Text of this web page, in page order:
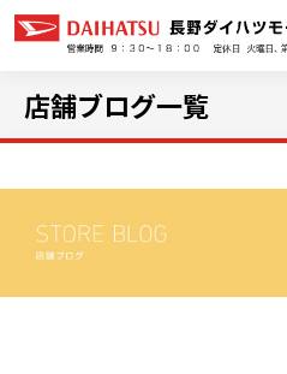
店舗ブログ一覧